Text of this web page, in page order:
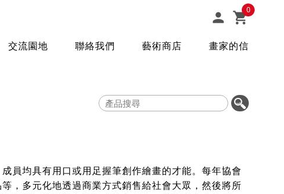
 0
交流園地 聯絡我們 藝術商店 畫家的信
員均具有用口或用足握筆創作繪畫的才能。每年協會
，多元化地透過商業方式銷售給社會大眾，然後將所